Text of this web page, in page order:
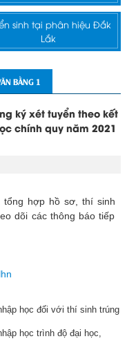
sinh tại phân hiệu Đắk
Lắk
BẰNG 1
ký xét tuyển theo kết
chính quy năm 2021
tổng hợp hồ sơ, thí sinh
dõi các thông báo tiếp
học đối với thí sinh trúng
học trình độ đại học,